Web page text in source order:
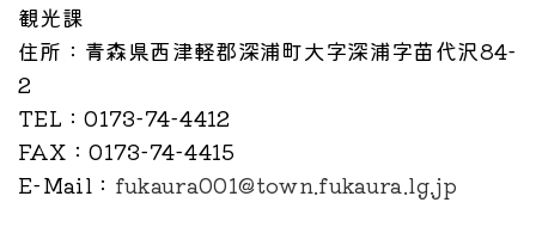
観光課
住所 ：青森県西津軽郡深浦町大字深浦字苗代沢84-
2
TEL ：0173-74-4412
FAX ：0173-74-4415
E-Mail ： fukaura001@town.fukaura.lg.jp